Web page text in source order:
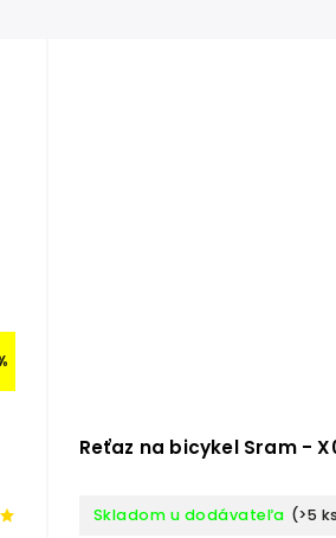
Reťaz na bicykel Sram -
Skladom u dodávateľa (>5